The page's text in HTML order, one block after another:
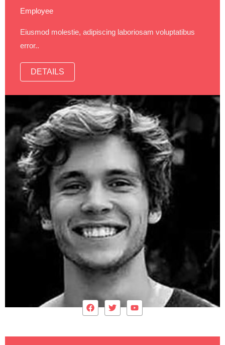
Employee
Eiusmod molestie, adipiscing laboriosam voluptatibus
error..
DETAILS